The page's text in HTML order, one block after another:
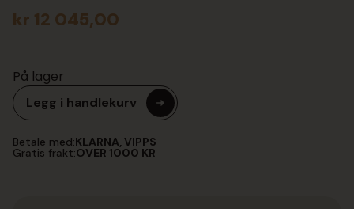
kr 12 045,00
På lager
Legg i handlekurv
Betale med:KLARNA, VIPPS
Gratis frakt:OVER 1000 KR